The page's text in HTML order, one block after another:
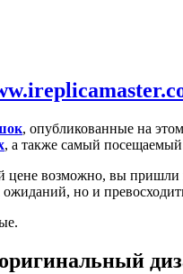
, опубликованные на
, а также самый посещаемый
цене возможно, вы
ожиданий, но и